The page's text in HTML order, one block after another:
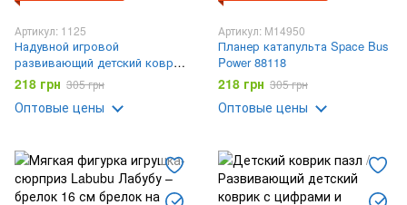
Артикул: 1125
Надувной игровой
развивающий детский коврик
AIR PRO / коврик водный /
напольный коврик для
малышей 66*50 см
218 грн 305 грн
Оптовые цены
Артикул: M14950
Планер катапульта Space Bus
Power 88118
218 грн 305 грн
Оптовые цены